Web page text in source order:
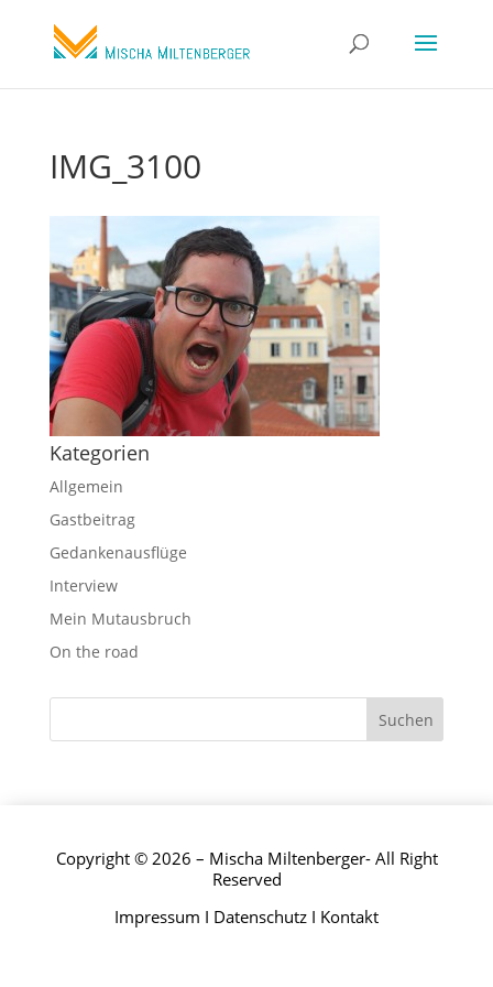
IMG_3100
Kategorien
Allgemein
Gastbeitrag
Gedankenausflüge
Interview
Mein Mutausbruch
On the road
Copyright © 2026 – Mischa Miltenberger- All Right
Reserved
Impressum I Datenschutz I Kontakt